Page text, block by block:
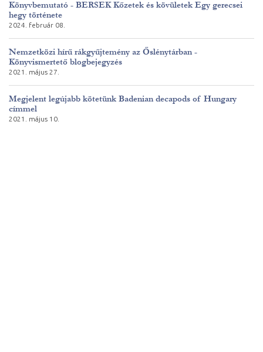
Könyvbemutató - BERSEK Kőzetek és kövületek Egy gerecsei
hegy története
2024. február 08.
Nemzetközi hírű rákgyűjtemény az Őslénytárban -
Könyvismertető blogbejegyzés
2021. május 27.
Megjelent legújabb kötetünk Badenian decapods of Hungary
címmel
2021. május 10.